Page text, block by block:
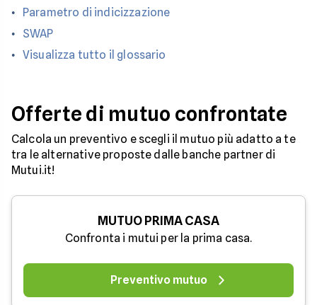
Parametro di indicizzazione
SWAP
Visualizza tutto il glossario
Offerte di mutuo confrontate
Calcola un preventivo e scegli il mutuo più adatto a te
tra le alternative proposte dalle banche partner di
Mutui.it!
MUTUO PRIMA CASA
Confronta i mutui per la prima casa.
Preventivo mutuo